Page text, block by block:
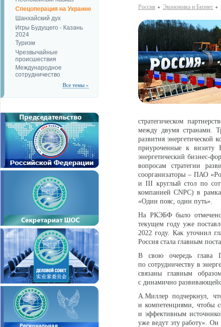
Спецоперация на Украине
Шанхайский дух
Игры Будущего - Казань
2024
Туризм
Чрезвычайные
происшествия
Международное
сотрудничество
Все темы »
Россия Экономика и Бизнес
стратегическом
между двумя странами.
развития
приуроченные к визиту
энергетический бизнес-
вопросам стратегии
соорганизаторы – ПАО
и III круглый стол по
компанией CNPC) в
«Один пояс, один путь».
На РКЭБФ было
текущем году уже
2022 году. Как уточнил
Россия стала главным
В свою очередь глава
по сотрудничеству в
связаны главным
с динамично
А.Миллер подчеркнул,
и компетенциями, чтобы
и эффективным
уже ведут эту работу».